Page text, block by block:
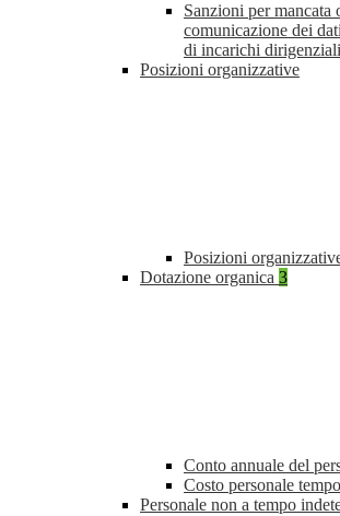
Sanzioni per mancata
comunicazione dei
di incarichi dirigenziali
Posizioni organizzative
Posizioni
Dotazione organica 3
Conto annuale del
Costo personale
Personale non a tempo